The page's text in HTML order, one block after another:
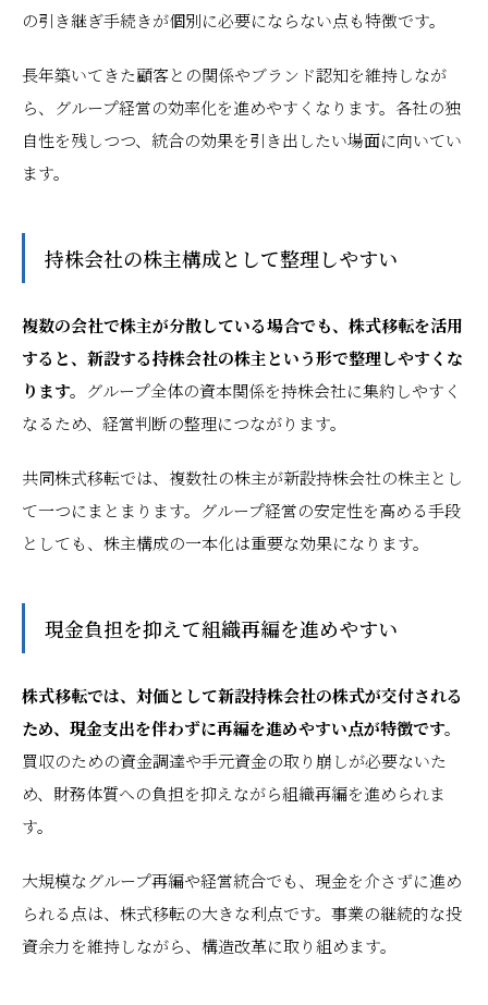
の引き継ぎ手続きが個別に必要にならない点も特徴です。
長年築いてきた顧客との関係やブランド認知を維持しなが
ら、グループ経営の効率化を進めやすくなります。各社の独
自性を残しつつ、統合の効果を引き出したい場面に向いてい
ます。
持株会社の株主構成として整理しやすい
複数の会社で株主が分散している場合でも、株式移転を活用
すると、新設する持株会社の株主という形で整理しやすくな
ります。 グループ全体の資本関係を持株会社に集約しやすく
なるため、経営判断の整理につながります。
共同株式移転では、複数社の株主が新設持株会社の株主とし
て一つにまとまります。グループ経営の安定性を高める手段
としても、株主構成の一本化は重要な効果になります。
現金負担を抑えて組織再編を進めやすい
株式移転では、対価として新設持株会社の株式が交付される
ため、現金支出を伴わずに再編を進めやすい点が特徴です。
買収のための資金調達や手元資金の取り崩しが必要ないた
め、財務体質への負担を抑えながら組織再編を進められま
す。
大規模なグループ再編や経営統合でも、現金を介さずに進め
られる点は、株式移転の大きな利点です。事業の継続的な投
資余力を維持しながら、構造改革に取り組めます。